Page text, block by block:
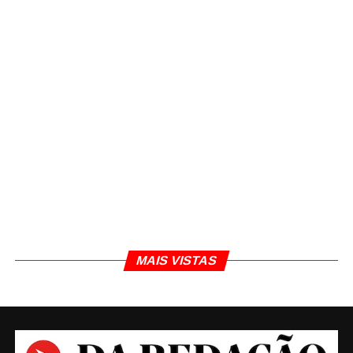
MAIS VISTAS